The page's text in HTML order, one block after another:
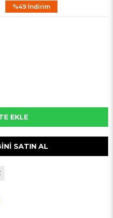
%49 İndirim
SATIN AL